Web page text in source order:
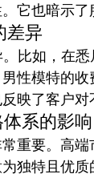
它也暗示了
差异
比如，在
性模特的收
映了客户对
系的影响
重要。高
独特且优质